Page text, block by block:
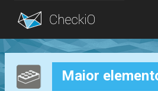
Blog
Login Maior